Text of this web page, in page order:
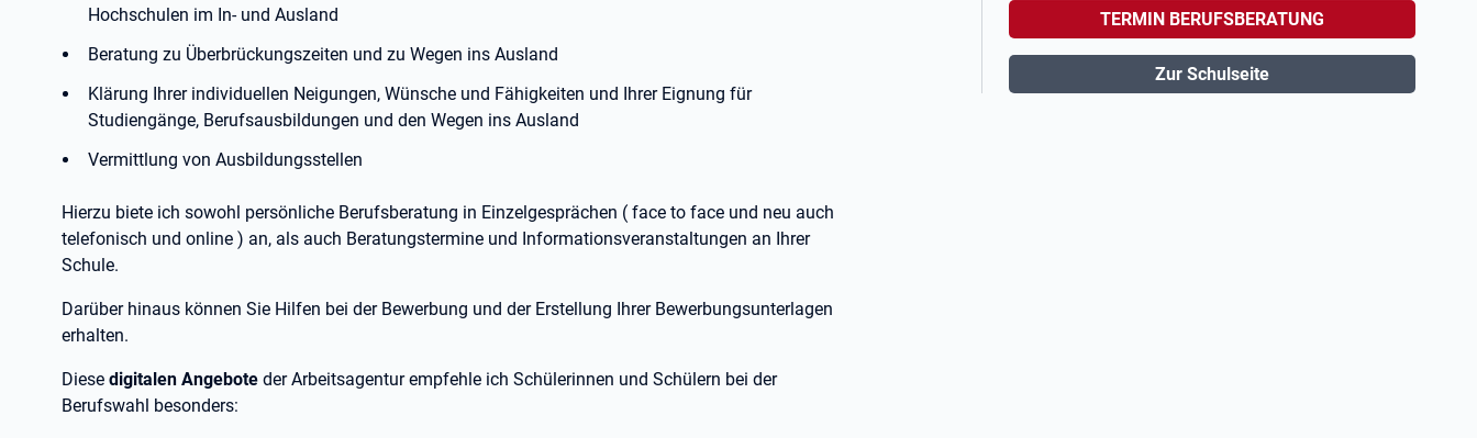
Hochschulen im In- und Ausland
Beratung zu Überbrückungszeiten und zu Wegen ins Ausland
Klärung Ihrer individuellen Neigungen, Wünsche und Fähigkeiten und Ihrer Eignung für
Studiengänge, Berufsausbildungen und den Wegen ins Ausland
Vermittlung von Ausbildungsstellen
Hierzu biete ich sowohl persönliche Berufsberatung in Einzelgesprächen ( face to face und neu auch
telefonisch und online ) an, als auch Beratungstermine und Informationsveranstaltungen an Ihrer
Schule.
Darüber hinaus können Sie Hilfen bei der Bewerbung und der Erstellung Ihrer Bewerbungsunterlagen
erhalten.
Diese digitalen Angebote der Arbeitsagentur empfehle ich Schülerinnen und Schülern bei der
Berufswahl besonders:
TERMIN BERUFSBERATUNG
Zur Schulseite